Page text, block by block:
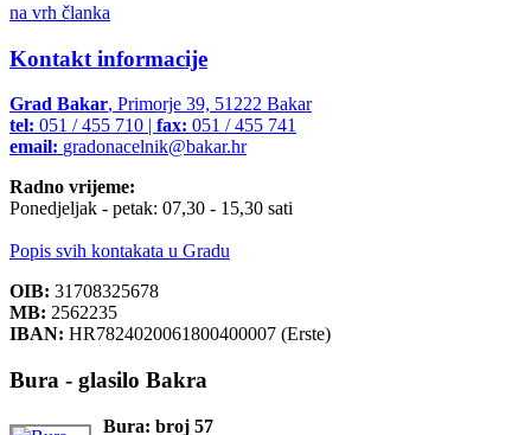
na vrh članka
Kontakt informacije
Grad Bakar, Primorje 39, 51222 Bakar
tel: 051 / 455 710 | fax: 051 / 455 741
email: gradonacelnik@bakar.hr
Radno vrijeme:
Ponedjeljak - petak: 07,30 - 15,30 sati
Popis svih kontakata u Gradu
OIB: 31708325678
MB: 2562235
IBAN: HR7824020061800400007 (Erste)
Bura - glasilo Bakra
Bura: broj 57